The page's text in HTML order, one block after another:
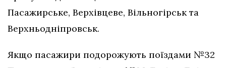
Пасажирське, Верхівцеве, Вільногірськ та
Верхньодніпровськ.
Якщо пасажири подорожують поїздами №32